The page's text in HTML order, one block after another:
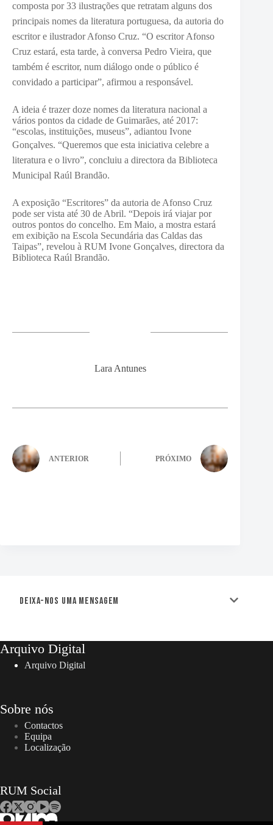
composta por 33 ilustrações que retratam alguns dos
principais nomes da literatura portuguesa, da autoria do
escritor e ilustrador Afonso Cruz. “O escritor Afonso
Cruz estará, esta tarde, à conversa Pedro Vieira, que
também é escritor, num diálogo onde o público é
convidado a participar”, afirmou a responsável.
A ideia é trazer doze nomes da literatura nacional a
vários pontos da cidade de Guimarães, até 2017:
“escolas, instituições, museus”, adiantou Ivone
Gonçalves. “Queremos que esta iniciativa celebre a
literatura e o livro”, concluiu a directora da Biblioteca
Municipal Raúl Brandão.
A exposição “Escritores” da autoria de Afonso Cruz
pode ser vista até 30 de Abril. “Depois irá viajar por
outros pontos do concelho. Em Maio, a mostra estará
em exibição na Escola Secundária das Caldas das
Taipas”, revelou à RUM Ivone Gonçalves, directora da
Biblioteca Raúl Brandão.
Lara Antunes
ANTERIOR PRÓXIMO
Deixa-nos uma mensagem
Arquivo Digital
Arquivo Digital
Sobre nós
Contactos
Equipa
Localização
RUM Social